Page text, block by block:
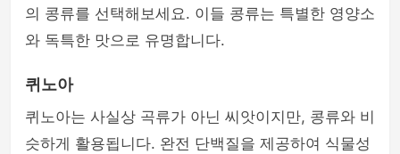
의 콩류를 선택해보세요. 이들 콩류는 특별한 영양소
와 독특한 맛으로 유명합니다.
퀴노아
퀴노아는 사실상 곡류가 아닌 씨앗이지만, 콩류와 비
슷하게 활용됩니다. 완전 단백질을 제공하여 식물성